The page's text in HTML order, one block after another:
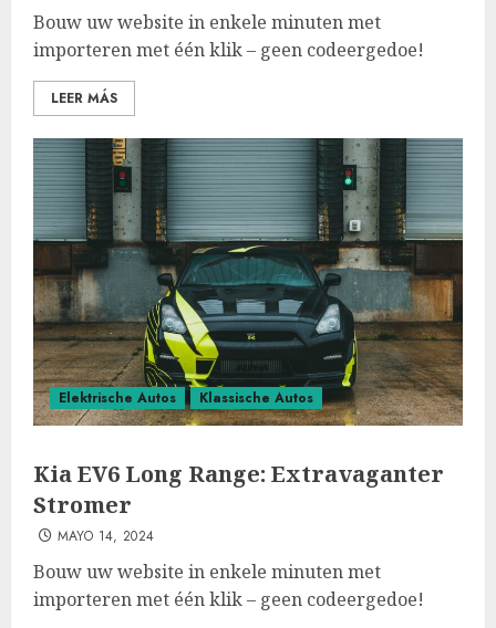
Bouw uw website in enkele minuten met
importeren met één klik – geen codeergedoe!
LEER MÁS
Elektrische Autos Klassische Autos
Kia EV6 Long Range: Extravaganter
Stromer
MAYO 14, 2024
Bouw uw website in enkele minuten met
importeren met één klik – geen codeergedoe!